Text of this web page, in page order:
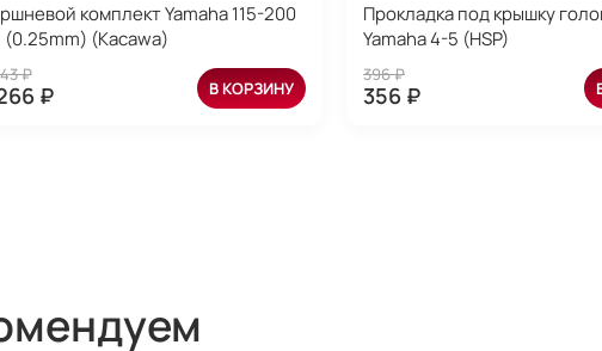
комплект Yamaha 115-200
(0.25mm) (Kacawa)
₽
₽ В КОРЗИНУ
Прокладка под крышку
Yamaha 4-5 (HSP)
396 ₽
356 ₽